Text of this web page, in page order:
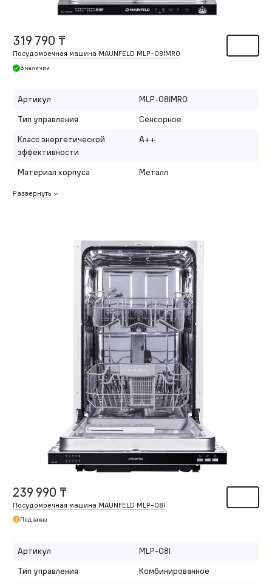
319 790 ₸
Посудомоечная машина MAUNFELD MLP-08IMRO
В наличии
Артикул
MLP-08IMRO
Тип управления
Сенсорное
Класс энергетической
эффективности
A++
Материал корпуса Металл
Развернуть
239 990 ₸
Посудомоечная машина MAUNFELD MLP-08I
Под заказ
Артикул
MLP-08I
Тип управления
Комбинированное